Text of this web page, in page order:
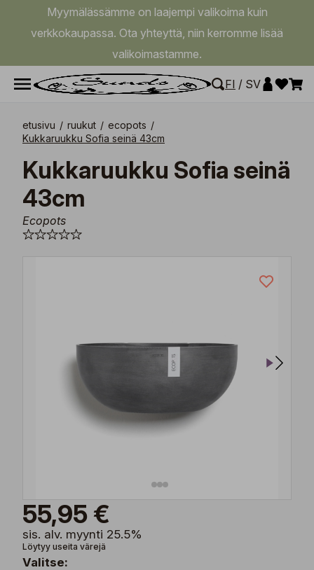
Myymälässämme on laajempi valikoima kuin
verkkokaupassa. Ota yhteyttä, niin kerromme lisää
valikoimastamme.
FI / SV
etusivu / ruukut / ecopots /
Kukkaruukku Sofia seinä 43cm
Kukkaruukku Sofia seinä
43cm
Ecopots
55,95 €
sis. alv. myynti 25.5%
Löytyy useita värejä
Valitse: